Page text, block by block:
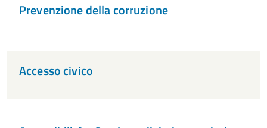
Prevenzione della corruzione
Accesso civico